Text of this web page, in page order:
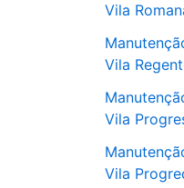
Vila
Vila
Vila
Vila